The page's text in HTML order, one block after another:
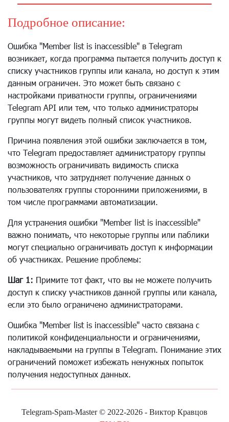
Подробное описание:
Ошибка "Member list is inaccessible" в Telegram
возникает, когда программа пытается получить доступ к
списку участников группы или канала, но доступ к этим
данным ограничен. Это может быть связано с
настройками приватности группы, ограничениями
Telegram API или тем, что только администраторы
группы могут видеть полный список участников.
Причина появления этой ошибки заключается в том,
что Telegram предоставляет администратору группы
возможность ограничивать видимость списка
участников, что затрудняет получение данных о
пользователях группы сторонними приложениями, в
том числе программами автоматизации.
Для устранения ошибки "Member list is inaccessible"
важно понимать, что некоторые группы или паблики
могут специально ограничивать доступ к информации
об участниках. Решение проблемы:
Шаг 1: Примите тот факт, что вы не можете получить
доступ к списку участников данной группы или канала,
если это было ограничено администраторами.
Ошибка "Member list is inaccessible" часто связана с
политикой конфиденциальности и ограничениями,
накладываемыми на группы в Telegram. Понимание этих
ограничений поможет избежать ненужных попыток
получения недоступных данных.
Telegram-Spam-Master © 2022-2026 - Виктор Кравцов